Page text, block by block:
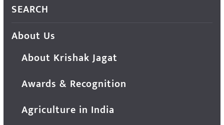
SEARCH
About Us
About Krishak Jagat
Awards & Recognition
Agriculture in India